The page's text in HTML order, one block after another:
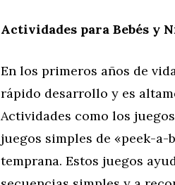
Actividades para Bebés y
En los primeros años de
rápido desarrollo y es
Actividades como los
juegos simples de «peek-
temprana. Estos juegos